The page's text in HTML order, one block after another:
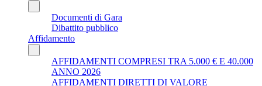
Documenti di Gara
Dibattito pubblico
Affidamento
AFFIDAMENTI COMPRESI TRA 5.000 € E 40.000
ANNO 2026
AFFIDAMENTI DIRETTI DI VALORE